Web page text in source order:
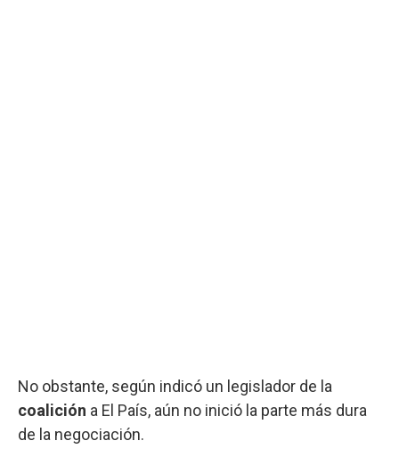
No obstante, según indicó un legislador de la
coalición a El País, aún no inició la parte más dura
de la negociación.